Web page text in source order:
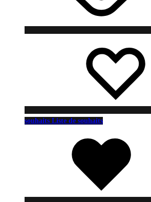
souhaits Liste de souhaits